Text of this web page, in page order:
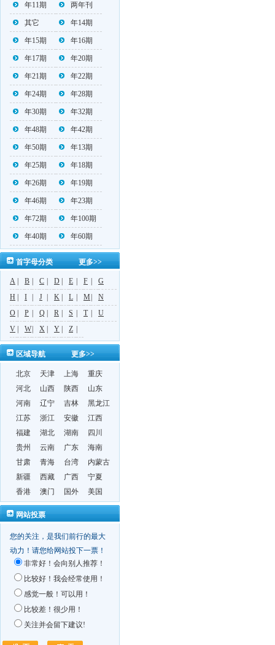
年11期 两年刊
其它 年14期
年15期 年16期
年17期 年20期
年21期 年22期
年24期 年28期
年30期 年32期
年48期 年42期
年50期 年13期
年25期 年18期
年26期 年19期
年46期 年23期
年72期 年100期
年40期 年60期
更多>>
首字母分类
A B C D E F
G
H
I J K L M
N
O
P Q R S T
U
V
W X Y Z
更多>>
区域导航
北京 天津 上海
重庆
河北
山西 陕西
山东
河南
辽宁 吉林
黑龙江
江苏
浙江 安徽
江西
福建
湖北 湖南
四川
贵州
云南 广东
海南
甘肃
青海 台湾
内蒙古
新疆
西藏 广西
宁夏
香港
澳门 国外 美国
网站投票
您的关注，是我们前行的最大
动力！请您给网站投下一票！
非常好！会向别人推荐！
比较好！我会经常使用！
感觉一般！可以用！
比较差！很少用！
关注并会留下建议!